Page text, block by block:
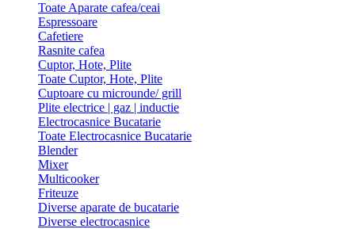
Toate Aparate cafea/ceai
Espressoare
Cafetiere
Rasnite cafea
Cuptor, Hote, Plite
Toate Cuptor, Hote, Plite
Cuptoare cu microunde/ grill
Plite electrice | gaz | inductie
Electrocasnice Bucatarie
Toate Electrocasnice Bucatarie
Blender
Mixer
Multicooker
Friteuze
Diverse aparate de bucatarie
Diverse electrocasnice